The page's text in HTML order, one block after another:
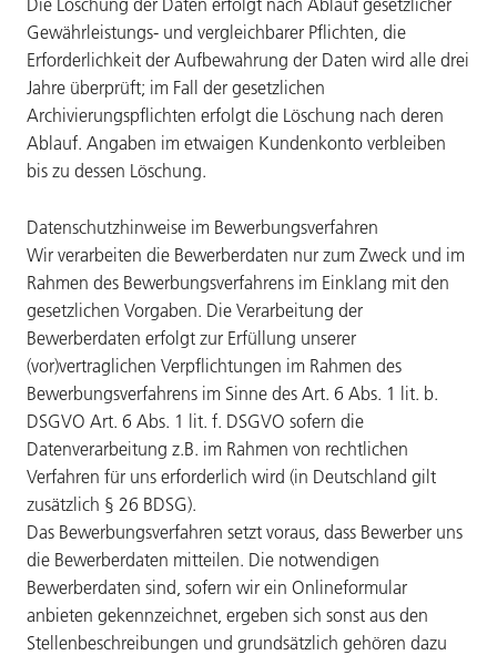
Die Löschung der Daten erfolgt nach Ablauf gesetzlicher
Gewährleistungs- und vergleichbarer Pflichten, die
Erforderlichkeit der Aufbewahrung der Daten wird alle drei
Jahre überprüft; im Fall der gesetzlichen
Archivierungspflichten erfolgt die Löschung nach deren
Ablauf. Angaben im etwaigen Kundenkonto verbleiben
bis zu dessen Löschung.
Datenschutzhinweise im Bewerbungsverfahren
Wir verarbeiten die Bewerberdaten nur zum Zweck und im
Rahmen des Bewerbungsverfahrens im Einklang mit den
gesetzlichen Vorgaben. Die Verarbeitung der
Bewerberdaten erfolgt zur Erfüllung unserer
(vor)vertraglichen Verpflichtungen im Rahmen des
Bewerbungsverfahrens im Sinne des Art. 6 Abs. 1 lit. b.
DSGVO Art. 6 Abs. 1 lit. f. DSGVO sofern die
Datenverarbeitung z.B. im Rahmen von rechtlichen
Verfahren für uns erforderlich wird (in Deutschland gilt
zusätzlich § 26 BDSG).
Das Bewerbungsverfahren setzt voraus, dass Bewerber uns
die Bewerberdaten mitteilen. Die notwendigen
Bewerberdaten sind, sofern wir ein Onlineformular
anbieten gekennzeichnet, ergeben sich sonst aus den
Stellenbeschreibungen und grundsätzlich gehören dazu